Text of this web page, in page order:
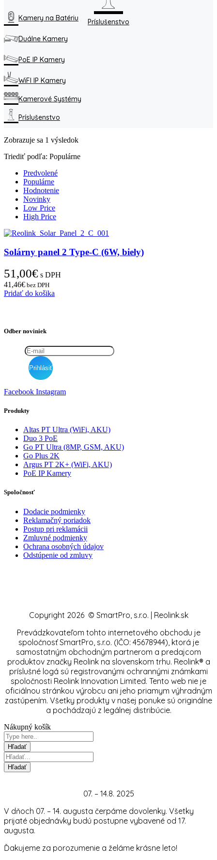
Príslušenstvo
Kamery na Batériu
Duálne Kamery
PoE IP Kamery
WiFI IP Kamery
Kamerové Systémy
Príslušenstvo
Zobrazuje sa 1 výsledok
Triediť podľa: Populárne
Predvolené
Populárne
Hodnotenie
Novinky
Low Price
High Price
Solárny panel 2 Type-C (6W, biely)
51,00€ s DPH
41,46€ bez DPH
Pridať do košika
Odber noviniek
Facebook Instagram
Produkty
Altas PT Ultra (WiFi, AKU)
Duo 3 PoE
Go PT Ultra (8MP, GSM, AKU)
Go Plus 2K
Argus PT 2K+ (WiFi, AKU)
PoE IP Kamery
Spoločnosť
Dodacie podmienky
Reklamačný poriadok
Postup pri reklamácii
Zmluvné podmienky
Ochrana osobných údajov
Odstúpenie od zmluvy
Copyright 2026 © SmartPro, s.r.o. | Reolink.sk
Prevádzkovateľom tohto internetového obchodu je
spoločnosť SmartPro, s.r.o. (IČO: 45678944), ktorá je
samostatným obchodným partnerom a predajcom
produktov značky Reolink na slovenskom trhu. Reolink® a
príslušné logá sú registrovanými ochrannými známkami
spoločnosti Reolink Innovation Limited. Tento web nie je
oficiálnou stránkou výrobcu ani jeho priamym výhradným
zastúpením. Všetky produkty v našej ponuke sú originálne
a pochádzajú z legálnej distribúcie.
Nákupný košík
07. – 14.8. 2025
V dňoch 07. – 14. augusta čerpáme dovolenky. Všetky
prijaté objednávky budú postupne vybavené od 17.
augusta.
Ďakujeme za porozumenie a želáme krásne leto!